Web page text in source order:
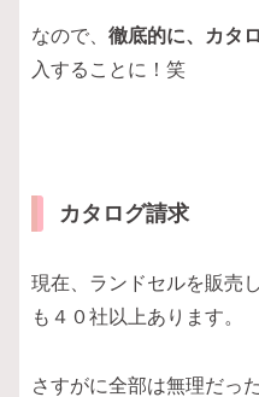
なので、 徹底的に、カタ
入することに！笑
カタログ請求
現在、ランドセルを販売
も４０社以上あります。
さすがに全部は無理だっ